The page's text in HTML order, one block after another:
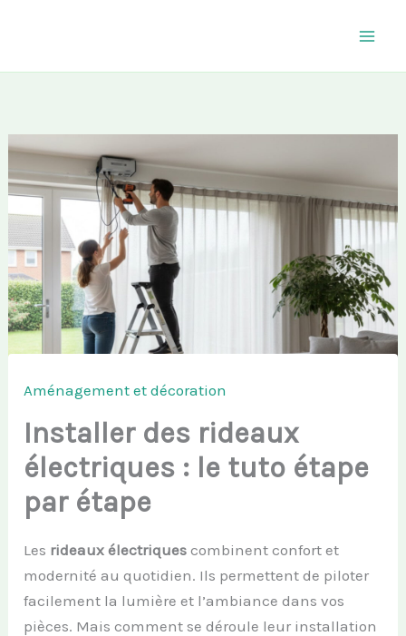
Aménagement et décoration
Installer des rideaux
électriques : le tuto étape
par étape
Les rideaux électriques combinent confort et
modernité au quotidien. Ils permettent de piloter
facilement la lumière et l’ambiance dans vos
pièces. Mais comment se déroule leur installation